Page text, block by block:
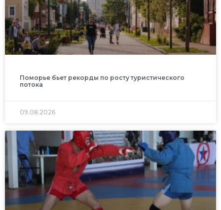
Поморье бьет рекорды по росту туристического
потока
09.08.2026